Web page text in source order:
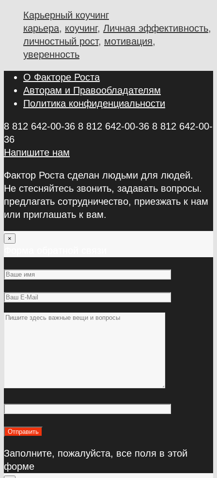
Карьерный коучинг
карьера, коучинг, Личная эффективность,
личностный рост, мотивация,
уверенность
О Факторе Роста
Авторам и Правообладателям
Политика конфиденциальности
8 812 642-00-36 8 812 642-00-36 8 812 642-00-
36
Напишите нам
Фактор Роста сделан людьми для людей.
Не стесняйтесь звонить, задавать вопросы.
предлагать сотрудничество, приезжать к нам
или приглашать к вам.
×
Заполните, пожалуйста, все поля в этой
форме